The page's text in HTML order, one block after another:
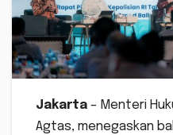
Jakarta – Menteri
Agtas, menegaskan